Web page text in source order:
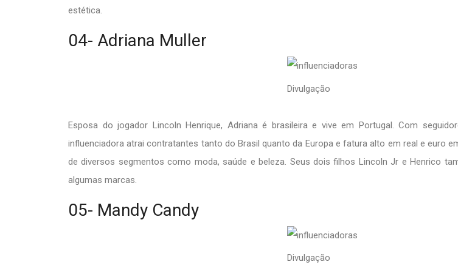
estética.
04- Adriana Muller
Divulgação
Esposa do jogador Lincoln Henrique, Adriana é brasileira e vive em Portugal. Com
influenciadora atrai contratantes tanto do Brasil quanto da Europa e fatura alto em real e euro
de diversos segmentos como moda, saúde e beleza. Seus dois filhos Lincoln Jr e Henrico
algumas marcas.
05- Mandy Candy
Divulgação